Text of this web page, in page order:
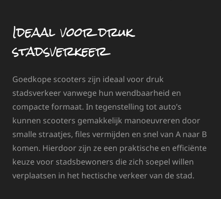
Ideaal voor druk
stadsverkeer
Goedkope scooters zijn ideaal voor druk
stadsverkeer vanwege hun wendbaarheid en
compacte formaat. In tegenstelling tot auto’s
kunnen scooters gemakkelijk manoeuvreren door
smalle straatjes, files vermijden en snel van A naar B
komen. Hierdoor zijn ze een praktische en efficiënte
keuze voor stadsbewoners die zich soepel willen
verplaatsen in het hectische verkeer van de stad.